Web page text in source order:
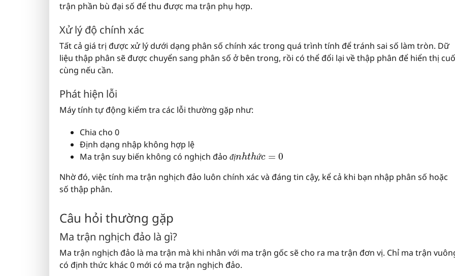
trận phần bù đại số để thu được ma trận phụ hợp.
Xử lý độ chính xác
Tất cả giá trị được xử lý dưới dạng phân số chính xác trong quá trình tính để tránh sai số làm tròn. Dữ
liệu thập phân sẽ được chuyển sang phân số ở bên trong, rồi có thể đổi lại về thập phân để hiển thị
cùng nếu cần.
Phát hiện lỗi
Máy tính tự động kiểm tra các lỗi thường gặp như:
Chia cho 0
Định dạng nhập không hợp lệ
Ma trận suy biến không có nghịch đảo
đ ị ứ
nh t
Nhờ đó, việc tính ma trận nghịch đảo luôn chính xác và đáng tin cậy, kể cả khi bạn nhập phân số hoặc
số thập phân.
Câu hỏi thường gặp
Ma trận nghịch đảo là gì?
Ma trận nghịch đảo là ma trận mà khi nhân với ma trận gốc sẽ cho ra ma trận đơn vị. Chỉ ma trận
có định thức khác 0 mới có ma trận nghịch đảo.